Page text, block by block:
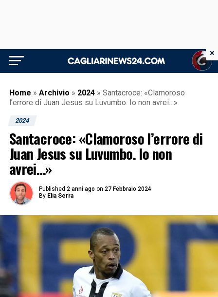
Home » Archivio » 2024 » Santacroce: «Clamoroso
l’errore di Juan Jesus su Luvumbo. Io non avrei…»
2024
Santacroce: «Clamoroso l’errore di
Juan Jesus su Luvumbo. Io non
avrei…»
Published 2 anni ago on 27 Febbraio 2024
By Elia Serra
×